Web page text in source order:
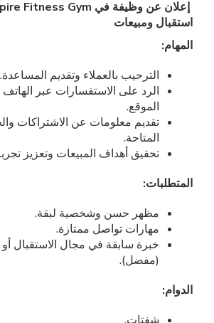
استقبال ومبيعات
المهام:
الترحيب بالعملاء وتقديم المساعدة.
الرد على الاستفسارات عبر
الموقع.
تقديم معلومات عن الاشتراكات
المتاحة.
تحقيق أهداف المبيعات وتعزيز
المتطلبات:
مظهر حسن وشخصية لبقة.
مهارات تواصل ممتازة.
خبرة سابقة في مجال الاستقبال أو
(مفضل).
الدوام: